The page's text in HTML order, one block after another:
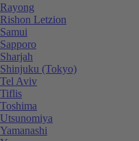
Rayong
Rishon Letzion
Samui
Sapporo
Sharjah
Shinjuku (Tokyo)
Tel Aviv
Tiflis
Toshima
Utsunomiya
Yamanashi